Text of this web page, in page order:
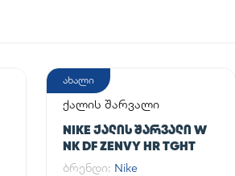
ახალი
ქალის შარვალი
NIKE ᲥᲐᲚᲘᲡ ᲨᲐᲠᲕᲐᲚᲘ W
NK DF ZENVY HR TGHT
ბრენდი: Nike